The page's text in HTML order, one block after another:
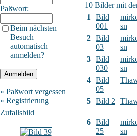
Paßwort:
Beim nächsten
Besuch
automatisch
anmelden?
» Paßwort vergessen
» Registrierung
Zufallsbild
10 Bilder mit
1
Bild
001
sn
2 Bild
03
sn
3 Bild
030
sn
4 Bild
05
5 Bild 2
6 Bild
25
sn